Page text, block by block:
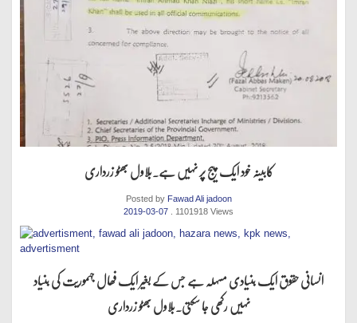
کابینہ خود ایک پیج پر نہیں ہے.بلاول بھٹو زرداری
Posted by Fawad Ali jadoon
2019-03-07 . 1101918 Views
انسانی حقوق ایک بنیادی مسہلہ ہے جس کے بغیر ایک فھال جہموریت کی بنیاد
نہیں رکھی جا سکتی.بلاول بھٹو زرداری